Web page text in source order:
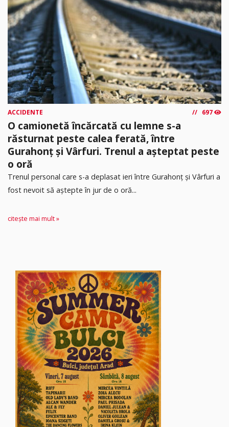
ACCIDENTE 697
O camionetă încărcată cu lemne s-a
răsturnat peste calea ferată, între
Gurahonț și Vârfuri. Trenul a așteptat peste
o oră
Trenul personal care s-a deplasat ieri între Gurahonț și Vârfuri a
fost nevoit să aștepte în jur de o oră...
citește mai mult »